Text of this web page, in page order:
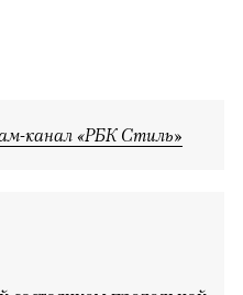
канал «РБК Стиль»